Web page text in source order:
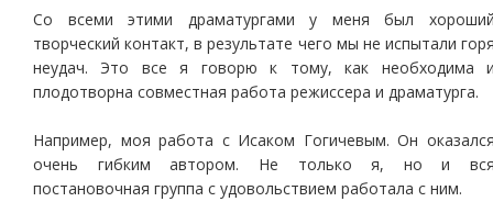
Со всеми этими драматургами у меня был
творческий контакт, в результате чего мы не испытали
неудач. Это все я говорю к тому, как необходима
плодотворна совместная работа режиссера и драматурга.
Например, моя работа с Исаком Гогичевым. Он
очень гибким автором. Не только я, но и
постановочная группа с удовольствием работала с ним.